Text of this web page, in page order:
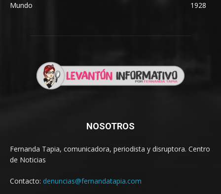
Mundo
1928
NOSOTROS
Fernanda Tapia, comunicadora, periodista y disruptora. Centro
de Noticias
Contacto: denuncias@fernandatapia.com